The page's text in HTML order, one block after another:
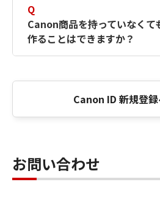
Q
Canon商品を持っていなくて
作ることはできますか？
Canon ID 新規登
お問い合わせ